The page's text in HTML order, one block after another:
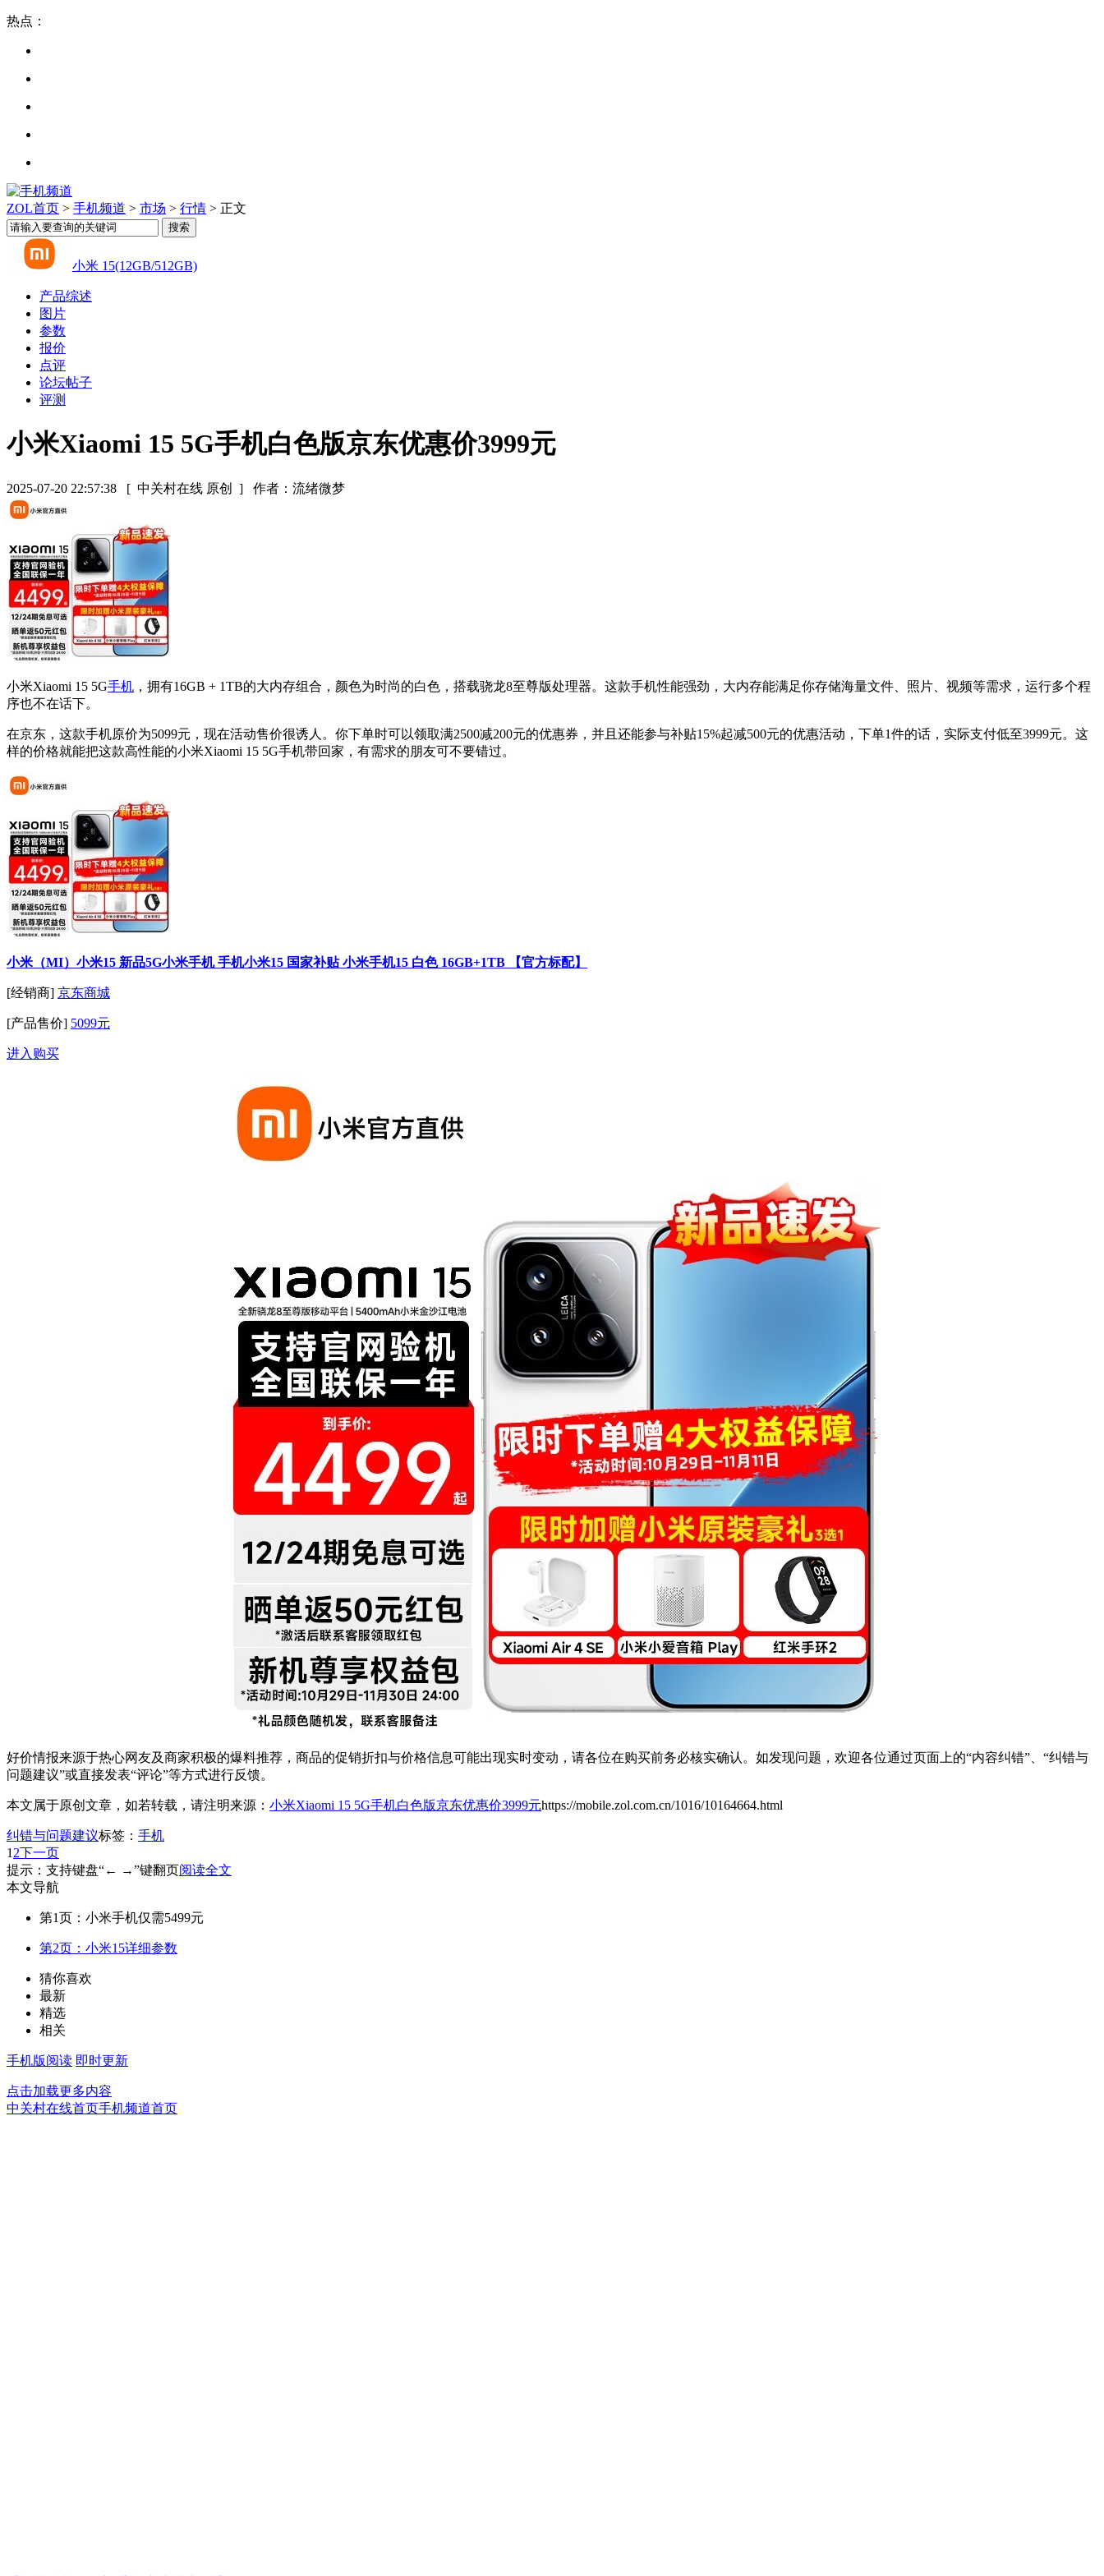
热点：
ZOL首页 > 手机频道 > 市场 > 行情 > 正文
小米 15(12GB/512GB)
产品综述
图片
参数
报价
点评
论坛帖子
评测
小米Xiaomi 15 5G手机白色版京东优惠价3999元
2025-07-20 22:57:38 [ 中关村在线 原创 ] 作者：流绪微梦
小米Xiaomi 15 5G手机 ，拥有16GB + 1TB的大内存组合，颜色为时尚的白色，搭载骁龙8至尊版处理器。这款手机性能强劲，大内存能满足你存储海量文件、照片、视频等需求，运行多个程
序也不在话下。
在京东，这款手机原价为5099元，现在活动售价很诱人。你下单时可以领取满2500减200元的优惠券，并且还能参与补贴15%起减500元的优惠活动，下单1件的话，实际支付低至3999元。这
样的价格就能把这款高性能的小米Xiaomi 15 5G手机带回家，有需求的朋友可不要错过。
小米（MI）小米15 新品5G小米手机 手机小米15 国家补贴 小米手机15 白色 16GB+1TB 【官方标配】
[经销商] 京东商城
[产品售价] 5099元
进入购买
好价情报来源于热心网友及商家积极的爆料推荐，商品的促销折扣与价格信息可能出现实时变动，请各位在购买前务必核实确认。如发现问题，欢迎各位通过页面上的“内容纠错”、“纠错与
问题建议”或直接发表“评论”等方式进行反馈。
本文属于原创文章，如若转载，请注明来源： 小米Xiaomi 15 5G手机白色版京东优惠价3999元https://mobile.zol.com.cn/1016/10164664.html
纠错与问题建议标签： 手机
1 2下一页
提示：支持键盘“← →”键翻页阅读全文
本文导航
第1页：小米手机仅需5499元
第2页：小米15详细参数
猜你喜欢
最新
精选
相关
手机版阅读 即时更新
点击加载更多内容
中关村在线首页手机频道首页